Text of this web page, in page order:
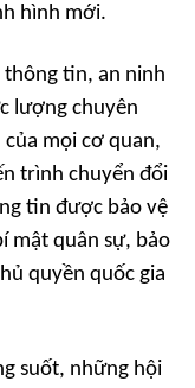
hình mới.
thông tin, an ninh
lượng chuyên
mọi cơ quan,
trình chuyển đổi
tin được bảo vệ
mật quân sự, bảo
quyền quốc gia
suốt, những hội